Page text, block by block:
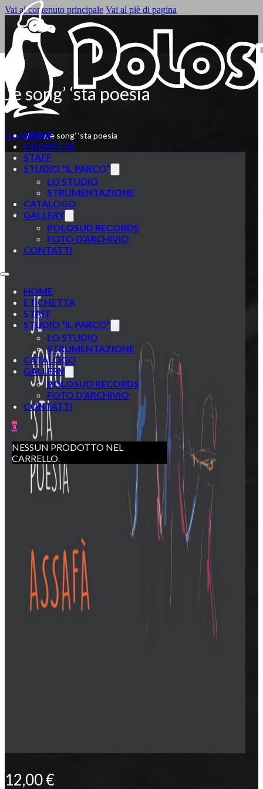
Vai al contenuto principale Vai al piè di pagina
HOME
ETICHETTA
STAFF
STUDIO “IL PARCO”
LO STUDIO
STRUMENTAZIONE
CATALOGO
GALLERY
POLOSUD RECORDS
FOTO D’ARCHIVIO
CONTATTI
HOME
ETICHETTA
STAFF
STUDIO “IL PARCO”
LO STUDIO
STRUMENTAZIONE
CATALOGO
GALLERY
POLOSUD RECORDS
FOTO D’ARCHIVIO
CONTATTI
0
NESSUN PRODOTTO NEL
CARRELLO.
Je song’ ‘sta poesia
Home/Pop/Je song’ ‘sta poesia
12,00€